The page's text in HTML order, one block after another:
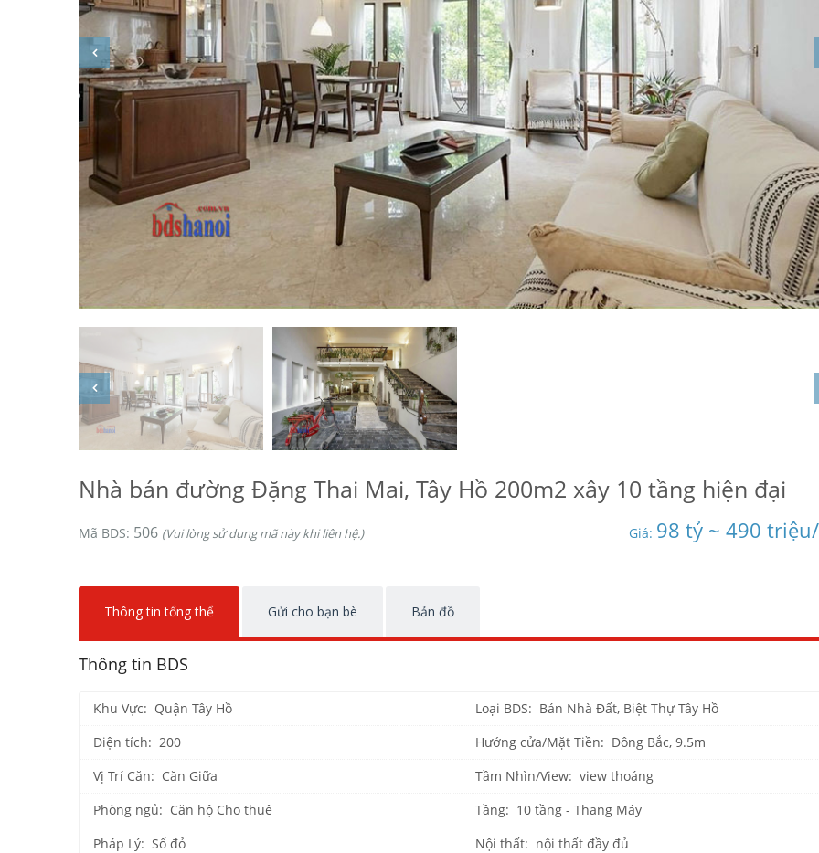
Nhà bán đường Đặng Thai Mai, Tây Hồ 200m2 xây 10 tầng hiện đại
Mã BDS: 506 (Vui lòng sử dụng mã này khi liên hệ.) Giá: 98 tỷ ~ 490
Thông tin tổng thể Gửi cho bạn bè Bản đồ
Thông tin BDS
Khu Vực: Quận Tây Hồ
Loại BDS: Bán Nhà Đất, Biệt Thự Tây Hồ
Diện tích: 200
Hướng cửa/Mặt Tiền: Đông Bắc, 9.5m
Vị Trí Căn: Căn Giữa
Tầm Nhìn/View: view thoáng
Phòng ngủ: Căn hộ Cho thuê
Tầng: 10 tầng - Thang Máy
Pháp Lý: Sổ đỏ
Nội thất: nội thất đầy đủ